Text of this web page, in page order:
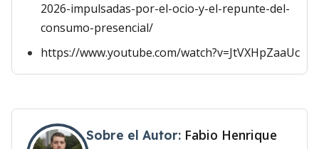
2026-impulsadas-por-el-ocio-y-el-repunte-del-
consumo-presencial/
https://www.youtube.com/watch?v=JtVXHpZaaUc
Sobre el Autor: Fabio Henrique